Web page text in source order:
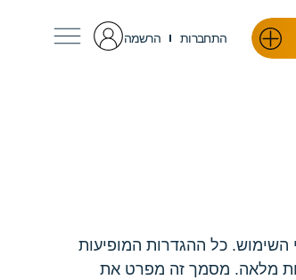
התחברות הרשמה
כל ההגדרות המופיעות
מלאה. מסמך זה מפרט את